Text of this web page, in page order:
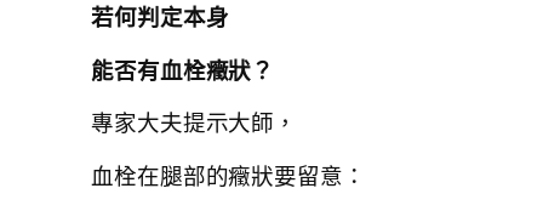
若何判定本身
能否有血栓癥狀？
專家大夫提示大師，
血栓在腿部的癥狀要留意：